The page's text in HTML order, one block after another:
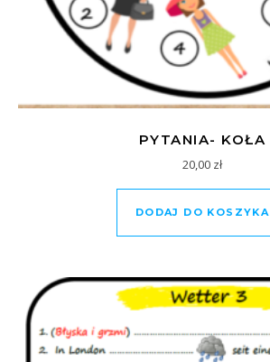
PYTANIA- KOŁA
20,00 zł
DODAJ DO KOSZYKA